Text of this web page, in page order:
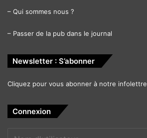
– Qui sommes nous ?
– Passer de la pub dans le journal
Newsletter : S’abonner
Cliquez pour vous abonner à notre infolettre
Connexion